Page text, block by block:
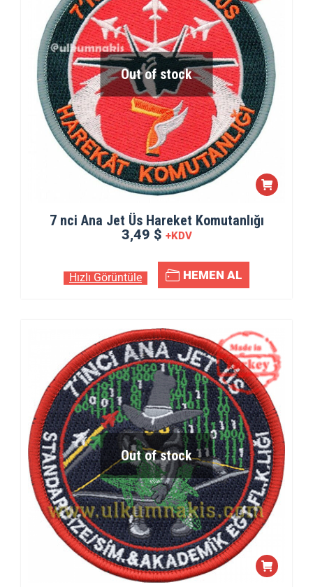
Out of stock
7 nci Ana Jet Üs Hareket Komutanlığı
3,49 $ +KDV
Hızlı Görüntüle HEMEN AL
Out of stock